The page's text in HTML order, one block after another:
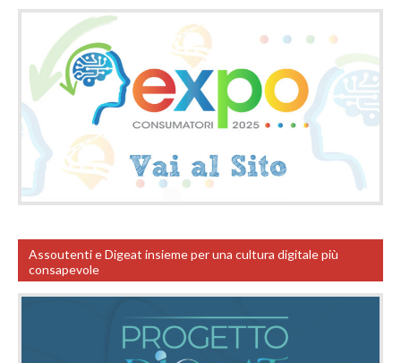
Assoutenti e Digeat insieme per una cultura digitale più
consapevole